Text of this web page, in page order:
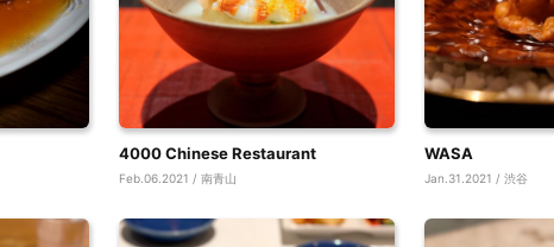
4000 Chinese Restaurant
Feb.06.2021 / 南青山
WASA
Jan.31.2021 / 渋谷